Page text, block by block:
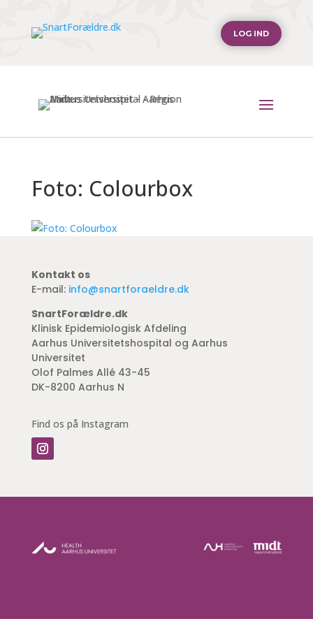
LOG IND
Foto: Colourbox
Kontakt os
E-mail: info@snartforaeldre.dk
SnartForældre.dk
Klinisk Epidemiologisk Afdeling
Aarhus Universitetshospital og Aarhus
Universitet
Olof Palmes Allé 43-45
DK-8200 Aarhus N
Find os på Instagram